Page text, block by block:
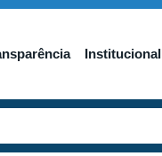
Institucional